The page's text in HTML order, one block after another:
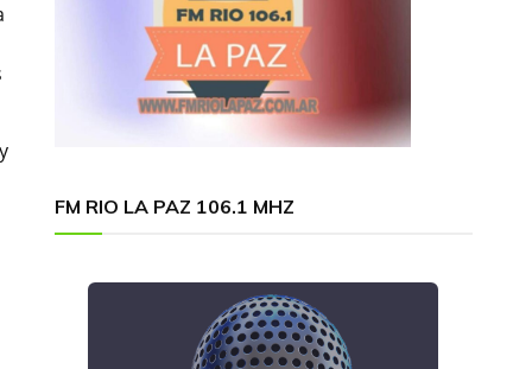
FM RIO LA PAZ 106.1 MHZ